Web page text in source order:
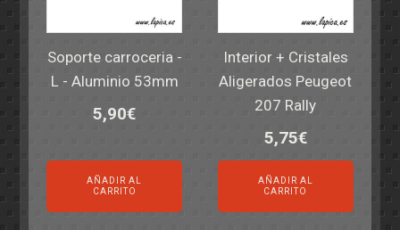
Soporte carroceria -
L - Aluminio 53mm
5,90€
AÑADIR AL
CARRITO
Interior + Cristales
Aligerados Peugeot
207 Rally
5,75€
AÑADIR AL
CARRITO